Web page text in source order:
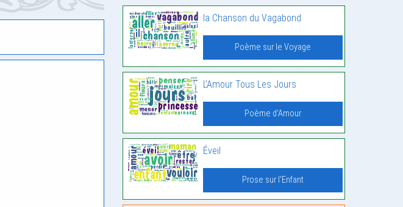
la Chanson du Vagabond
Poème sur le Voyage
L’Amour Tous Les Jours
Poème d'Amour
Éveil
Prose sur l'Enfant